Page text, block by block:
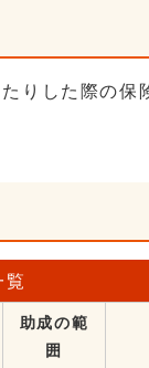
りした際の保
覧
助成の範
囲